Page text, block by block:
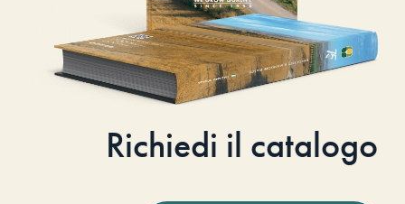
Richiedi il catalogo